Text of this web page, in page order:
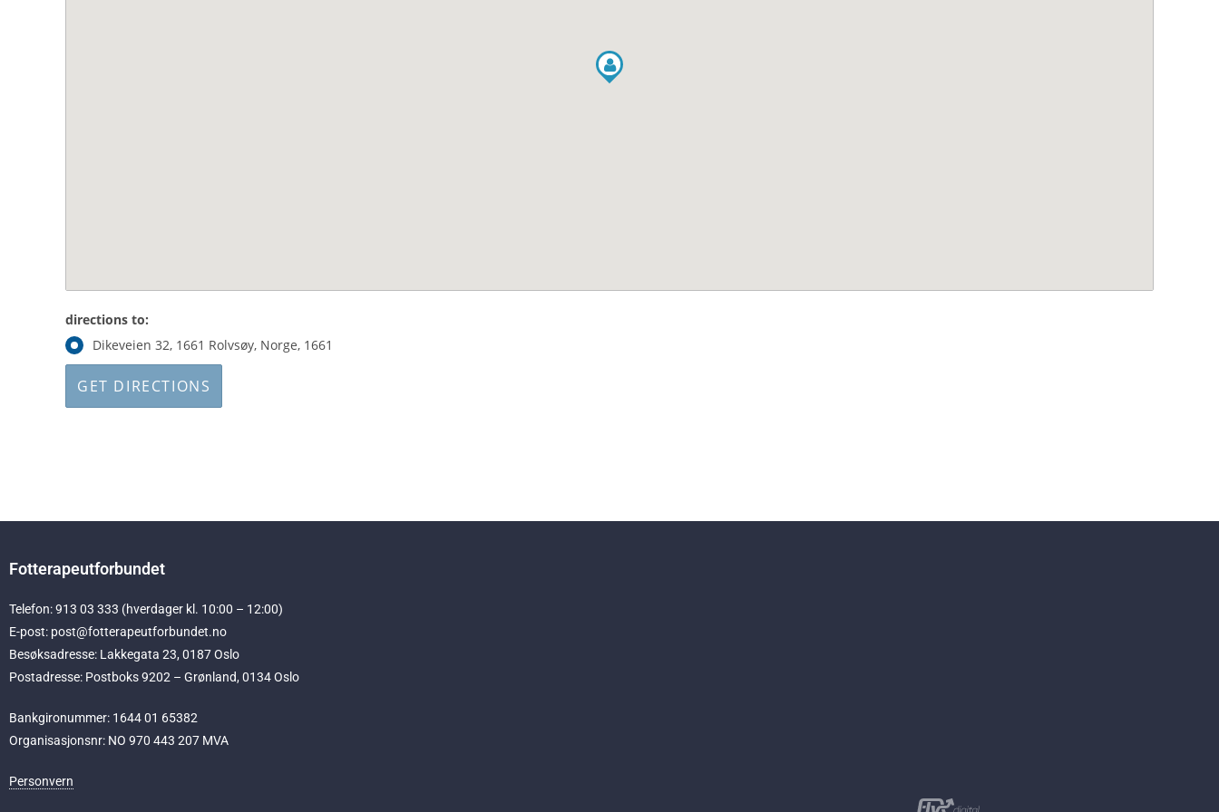
directions to:
Dikeveien 32, 1661 Rolvsøy, Norge, 1661
Fotterapeutforbundet
Telefon: 913 03 333 (hverdager kl. 10:00 – 12:00)
E-post: post@fotterapeutforbundet.no
Besøksadresse: Lakkegata 23, 0187 Oslo
Postadresse: Postboks 9202 – Grønland, 0134 Oslo
Bankgironummer: 1644 01 65382
Organisasjonsnr: NO 970 443 207 MVA
Personvern